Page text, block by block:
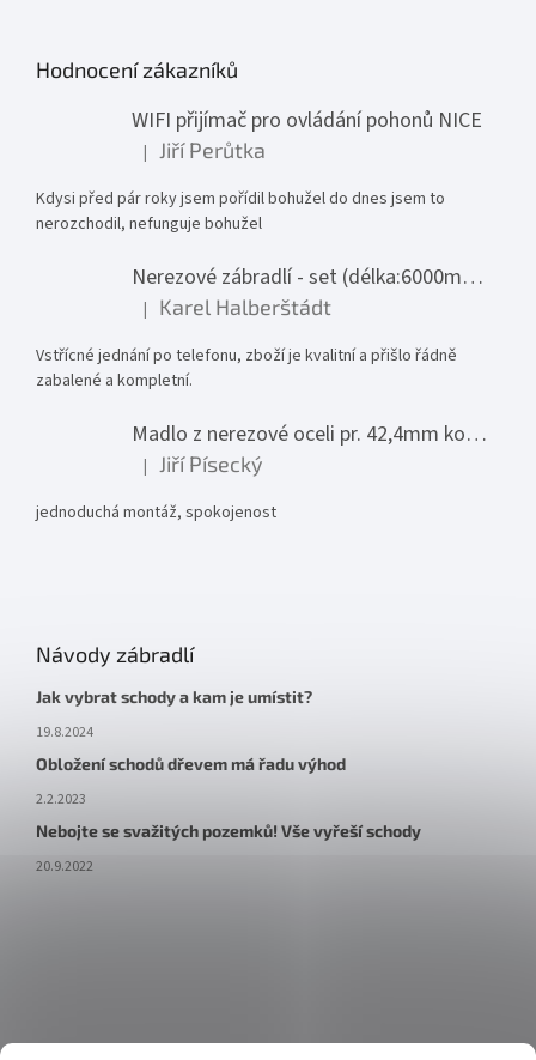
Hodnocení zákazníků
WIFI přijímač pro ovládání pohonů NICE
Hodnocení produktu je 1 z 5 hvězdiček.
| Jiří Perůtka
Kdysi před pár roky jsem pořídil bohužel do dnes jsem to
nerozchodil, nefunguje bohužel
Nerezové zábradlí - set (délka:6000mm x výška:1000mm)
Hodnocení produktu je 5 z 5 hvězdiček.
| Karel Halberštádt
Vstřícné jednání po telefonu, zboží je kvalitní a přišlo řádně
zabalené a kompletní.
Madlo z nerezové oceli pr. 42,4mm komplet - model 0116 - 3000mm
Hodnocení produktu je 5 z 5 hvězdiček.
| Jiří Písecký
jednoduchá montáž, spokojenost
Návody zábradlí
Jak vybrat schody a kam je umístit?
19.8.2024
Obložení schodů dřevem má řadu výhod
2.2.2023
Nebojte se svažitých pozemků! Vše vyřeší schody
20.9.2022